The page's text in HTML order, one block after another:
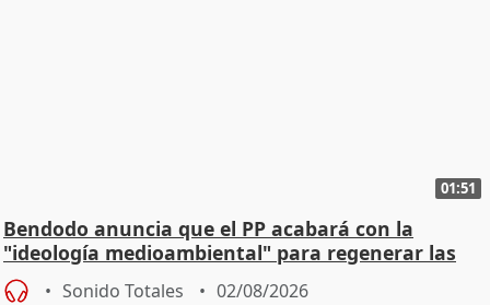
01:51
Bendodo anuncia que el PP acabará con la
"ideología medioambiental" para regenerar las
playas
Sonido Totales 02/08/2026